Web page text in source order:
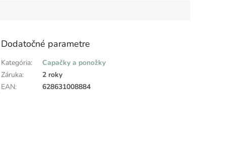
Dodatočné parametre
Kategória:
Capačky a ponožky
Záruka:
2 roky
EAN: 628631008884